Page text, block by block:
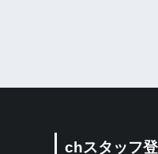
chスタッフ